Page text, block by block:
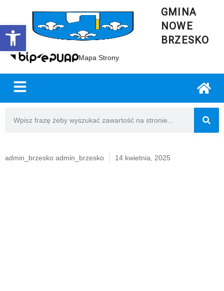
Open toolbar
GMINA
NOWE
BRZESKO
Mapa Strony
admin_brzesko admin_brzesko 14 kwietnia, 2025